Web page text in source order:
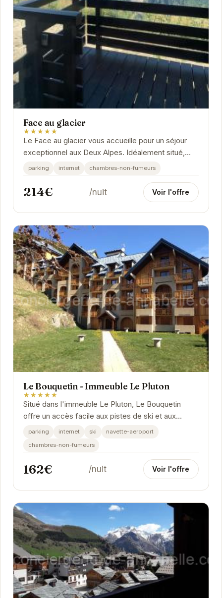
Face au glacier
★★★★★
Le Face au glacier vous accueille pour un séjour
exceptionnel aux Deux Alpes. Idéalement situé,
l'établissement permet un accès rapide aux...
parking internet chambres-non-fumeurs
214€ /nuit Voir l'offre
Le Bouquetin - Immeuble Le Pluton
★★★★★
Situé dans l'immeuble Le Pluton, Le Bouquetin
offre un accès facile aux pistes de ski et aux
activités de montagne. L'appartement dispose
parking internet ski
navette-aeroport
chambres-non-fumeurs
162€ /nuit Voir l'offre